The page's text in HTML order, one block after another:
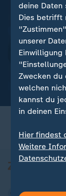
BBC-Interview
Biden hat
mit Video 0:20
deine Daten
Dies betrifft
unserer
Einwilligung
Zwecken du
welchen
kannst du
in deinen
Hier findest
Weitere